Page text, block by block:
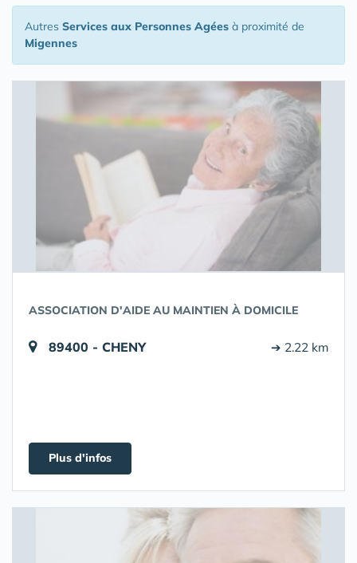
Autres Services aux Personnes Agées à proximité de
Migennes
ASSOCIATION D'AIDE AU MAINTIEN À DOMICILE
89400 - CHENY ➔ 2.22 km
Plus d'infos